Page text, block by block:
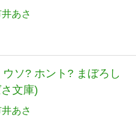
あさ
ソ? ホント? まぼろし
文庫)
あさ